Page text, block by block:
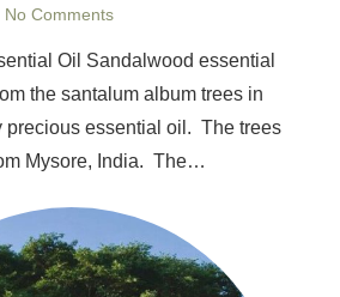
No Comments
Oil Sandalwood essential
the santalum album trees in
precious essential oil. The trees
Mysore, India. The…